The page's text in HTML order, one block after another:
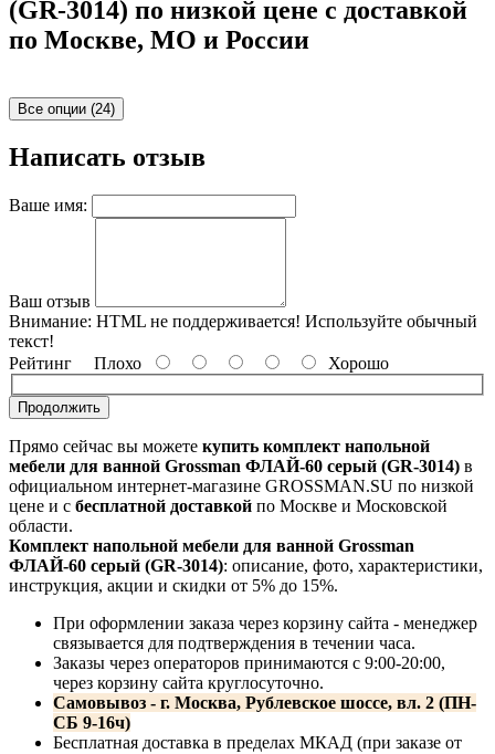
(GR-3014) по низкой цене с доставкой
по Москве, МО и России
Все опции (24)
Написать отзыв
Ваше имя:
Ваш отзыв
Внимание: HTML не поддерживается! Используйте обычный
текст!
Рейтинг Плохо Хорошо
Продолжить
Прямо сейчас вы можете купить комплект напольной
мебели для ванной Grossman ФЛАЙ-60 серый (GR-3014) в
официальном интернет-магазине GROSSMAN.SU по низкой
цене и с бесплатной доставкой по Москве и Московской
области.
Комплект напольной мебели для ванной Grossman
ФЛАЙ-60 серый (GR-3014): описание, фото, характеристики,
инструкция, акции и скидки от 5% до 15%.
При оформлении заказа через корзину сайта - менеджер
связывается для подтверждения в течении часа.
Заказы через операторов принимаются с 9:00-20:00,
через корзину сайта круглосуточно.
Самовывоз - г. Москва, Рублевское шоссе, вл. 2 (ПН-
СБ 9-16ч)
Бесплатная доставка в пределах МКАД (при заказе от